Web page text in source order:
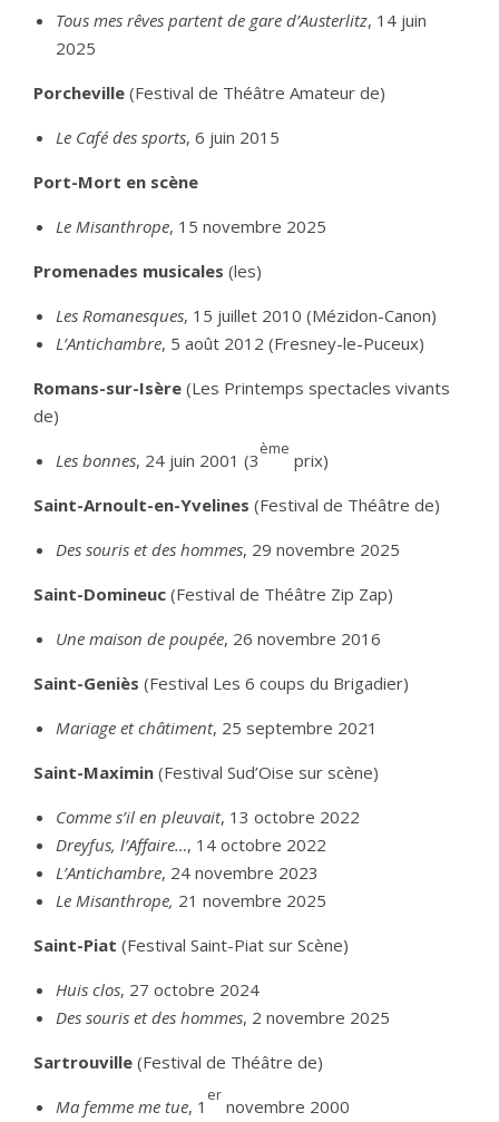
Tous mes rêves partent de gare d’Austerlitz, 14 juin
2025
Porcheville (Festival de Théâtre Amateur de)
Le Café des sports, 6 juin 2015
Port-Mort en scène
Le Misanthrope, 15 novembre 2025
Promenades musicales (les)
Les Romanesques, 15 juillet 2010 (Mézidon-Canon)
L’Antichambre, 5 août 2012 (Fresney-le-Puceux)
Romans-sur-Isère (Les Printemps spectacles vivants
de)
Les bonnes, 24 juin 2001 (3
ème
prix)
Saint-Arnoult-en-Yvelines (Festival de Théâtre de)
Des souris et des hommes, 29 novembre 2025
Saint-Domineuc (Festival de Théâtre Zip Zap)
Une maison de poupée, 26 novembre 2016
Saint-Geniès (Festival Les 6 coups du Brigadier)
Mariage et châtiment, 25 septembre 2021
Saint-Maximin (Festival Sud’Oise sur scène)
Comme s’il en pleuvait, 13 octobre 2022
Dreyfus, l’Affaire…, 14 octobre 2022
L’Antichambre, 24 novembre 2023
Le Misanthrope, 21 novembre 2025
Saint-Piat (Festival Saint-Piat sur Scène)
Huis clos, 27 octobre 2024
Des souris et des hommes, 2 novembre 2025
Sartrouville (Festival de Théâtre de)
Ma femme me tue, 1
er
novembre 2000